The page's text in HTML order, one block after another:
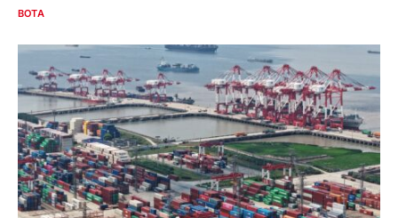
BOTA